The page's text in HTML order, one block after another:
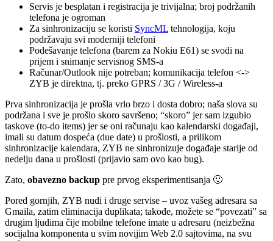
Servis je besplatan i registracija je trivijalna; broj podržanih
telefona je ogroman
Za sinhronizaciju se koristi SyncML tehnologija, koju
podržavaju svi moderniji telefoni
Podešavanje telefona (barem za Nokiu E61) se svodi na
prijem i snimanje servisnog SMS-a
Računar/Outlook nije potreban; komunikacija telefon <->
ZYB je direktna, tj. preko GPRS / 3G / Wireless-a
Prva sinhronizacija je prošla vrlo brzo i dosta dobro; naša slova su
podržana i sve je prošlo skoro savršeno; “skoro” jer sam izgubio
taskove (to-do items) jer se oni računaju kao kalendarski događaji,
imali su datum dospeća (due date) u prošlosti, a prilikom
sinhronizacije kalendara, ZYB ne sinhronizuje događaje starije od
nedelju dana u prošlosti (prijavio sam ovo kao bug).
Zato, obavezno backup pre prvog eksperimentisanja 🙂
Pored gornjih, ZYB nudi i druge servise – uvoz vašeg adresara sa
Gmaila, zatim eliminacija duplikata; takođe, možete se “povezati” sa
drugim ljudima čije mobilne telefone imate u adresaru (neizbežna
socijalna komponenta u svim novijim Web 2.0 sajtovima, na svu